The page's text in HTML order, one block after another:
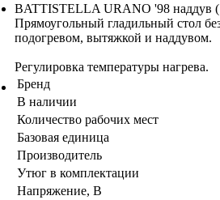
BATTISTELLA URANO '98 наддув
Прямоугольный гладильный стол
подогревом, вытяжкой и наддувом.
Регулировка температуры нагрева.
Бренд
В наличии
Количество рабочих мест
Базовая единица
Производитель
Утюг в комплектации
Напряжение, В